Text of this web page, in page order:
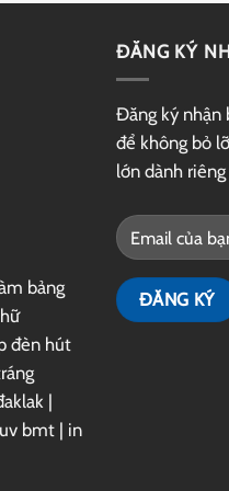
bảng
đèn hút
|
bmt | in
ĐĂNG KÝ
Đăng ký nhận
để không bỏ
lớn dành